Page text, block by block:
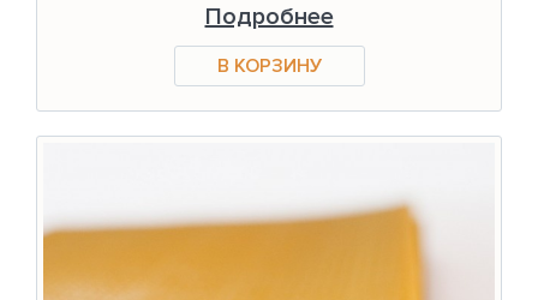
Подробнее